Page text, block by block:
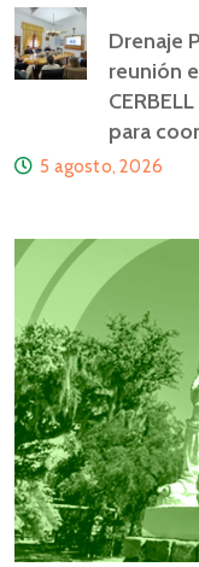
Drenaje
reunión
para
5 agosto, 2026